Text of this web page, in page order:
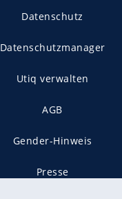
Datenschutz
Datenschutzmanager
Utiq verwalten
AGB
Gender-Hinweis
Presse